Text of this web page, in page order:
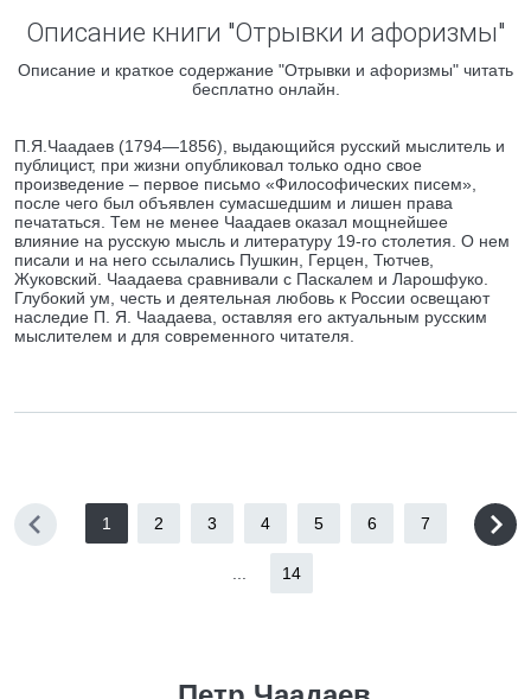
Описание книги "Отрывки и афоризмы"
Описание и краткое содержание "Отрывки и афоризмы" читать
бесплатно онлайн.
П.Я.Чаадаев (1794—1856), выдающийся русский мыслитель и
публицист, при жизни опубликовал только одно свое
произведение – первое письмо «Философических писем»,
после чего был объявлен сумасшедшим и лишен права
печататься. Тем не менее Чаадаев оказал мощнейшее
влияние на русскую мысль и литературу 19-го столетия. О нем
писали и на него ссылались Пушкин, Герцен, Тютчев,
Жуковский. Чаадаева сравнивали с Паскалем и Ларошфуко.
Глубокий ум, честь и деятельная любовь к России освещают
наследие П. Я. Чаадаева, оставляя его актуальным русским
мыслителем и для современного читателя.
1 2 3 4 5 6 7
14